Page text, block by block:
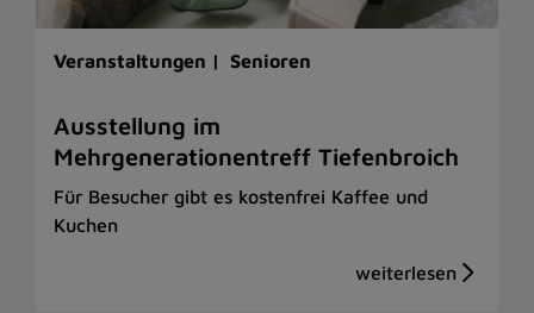
Veranstaltungen | Senioren
Ausstellung im
Mehrgenerationentreff Tiefenbroich
Für Besucher gibt es kostenfrei Kaffee und
Kuchen